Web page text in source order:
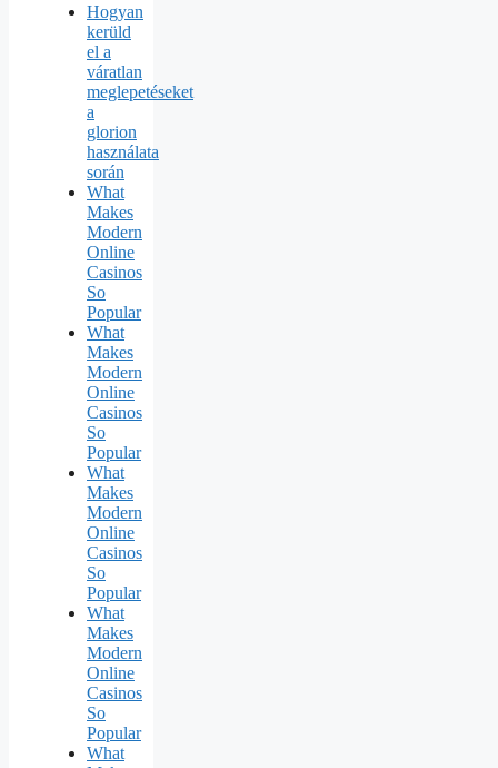
Hogyan
kerüld
el a
váratlan
meglepetéseket
a
glorion
használata
során
What
Makes
Modern
Online
Casinos
So
Popular
What
Makes
Modern
Online
Casinos
So
Popular
What
Makes
Modern
Online
Casinos
So
Popular
What
Makes
Modern
Online
Casinos
So
Popular
What